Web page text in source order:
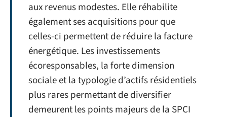
aux revenus modestes. Elle réhabilite
également ses acquisitions pour que
celles-ci permettent de réduire la facture
énergétique. Les investissements
écoresponsables, la forte dimension
sociale et la typologie d’actifs résidentiels
plus rares permettant de diversifier
demeurent les points majeurs de la SPCI